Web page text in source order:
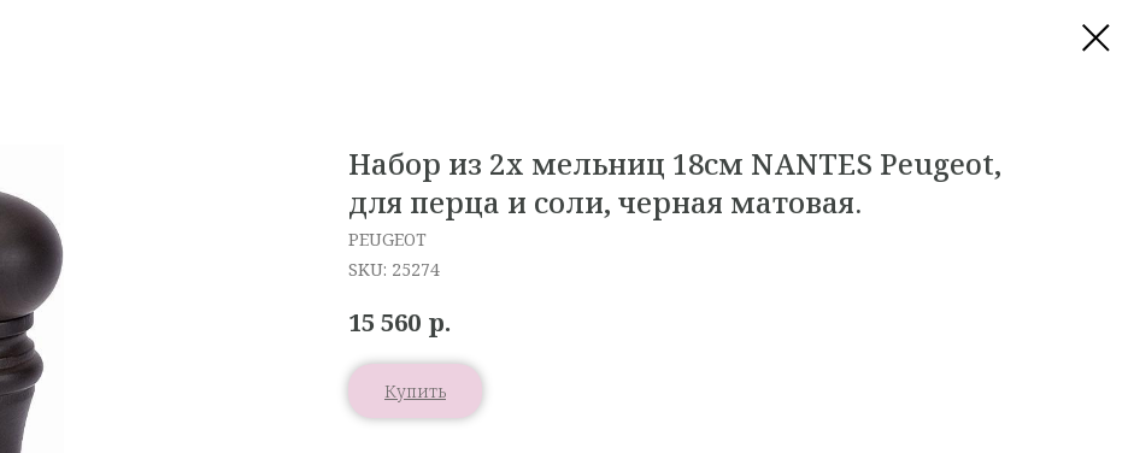
Набор из 2х мельниц 18см NANTES Peugeot,
для перца и соли, черная матовая.
PEUGEOT
SKU: 25274
15 560 р.
Купить